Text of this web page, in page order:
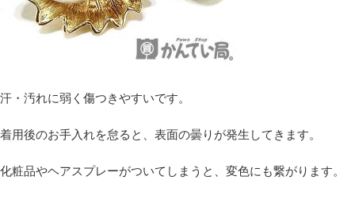
汗・汚れに弱く傷つきやすいです。
着用後のお手入れを怠ると、表面の曇りが発生してきます。
化粧品やヘアスプレーがついてしまうと、変色にも繋がります。